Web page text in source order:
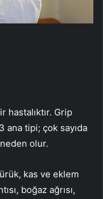
hastalıktır. Grip
ana tipi; çok sayıda
olur.
kas ve eklem
boğaz ağrısı,